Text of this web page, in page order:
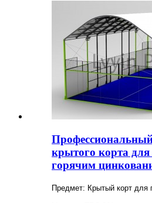
крытого корта для
горячим
Предмет: Крытый корт для